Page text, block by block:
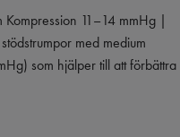
Kompression 11–14 mmHg |
med medium
som hjälper till att förbättra